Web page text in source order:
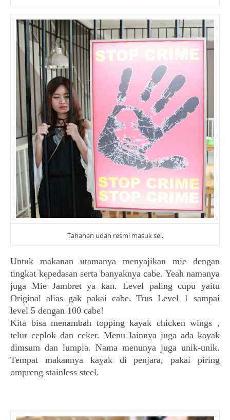
Tahanan udah resmi masuk sel.
Untuk makanan utamanya menyajikan mie dengan
tingkat kepedasan serta banyaknya cabe. Yeah namanya
juga Mie Jambret ya kan. Level paling cupu yaitu
Original alias gak pakai cabe. Trus Level 1 sampai
level 5 dengan 100 cabe!
Kita bisa menambah topping kayak chicken wings ,
telur ceplok dan ceker. Menu lainnya juga ada kayak
dimsum dan lumpia. Nama menunya juga unik-unik.
Tempat makannya kayak di penjara, pakai piring
ompreng stainless steel.